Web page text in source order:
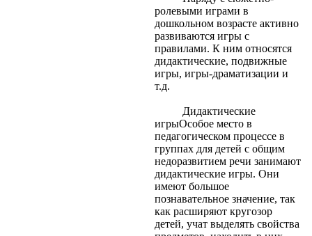
ролевыми играми в
дошкольном возрасте активно
развиваются игры с
правилами. К ним относятся
дидактические, подвижные
игры, игры-драматизации и
т.д.
Дидактические
игрыОсобое место в
педагогическом процессе в
группах для детей с общим
недоразвитием речи занимают
дидактические игры. Они
имеют большое
познавательное значение, так
как расширяют кругозор
детей, учат выделять свойства